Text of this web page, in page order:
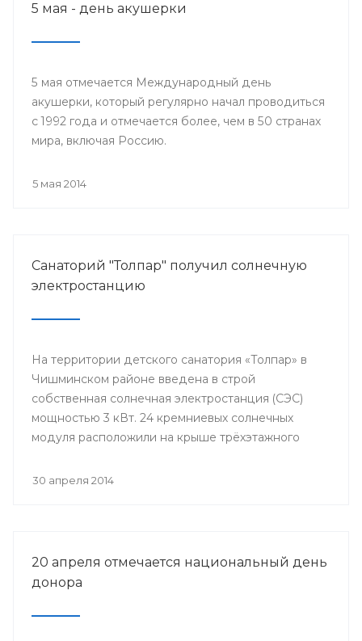
5 мая - день акушерки
5 мая отмечается Международный день
акушерки, который регулярно начал проводиться
с 1992 года и отмечается более, чем в 50 странах
мира, включая Россию.
5 мая 2014
Санаторий "Толпар" получил солнечную
электростанцию
На территории детского санатория «Толпар» в
Чишминском районе введена в строй
собственная солнечная электростанция (СЭС)
мощностью 3 кВт. 24 кремниевых солнечных
модуля расположили на крыше трёхэтажного
30 апреля 2014
20 апреля отмечается национальный день
донора